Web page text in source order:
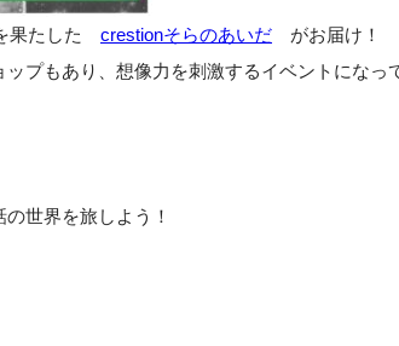
を果たしたcrestionそらのあいだ がお届け！
プもあり、想像力を刺激するイベントになっ
世界を旅しよう！